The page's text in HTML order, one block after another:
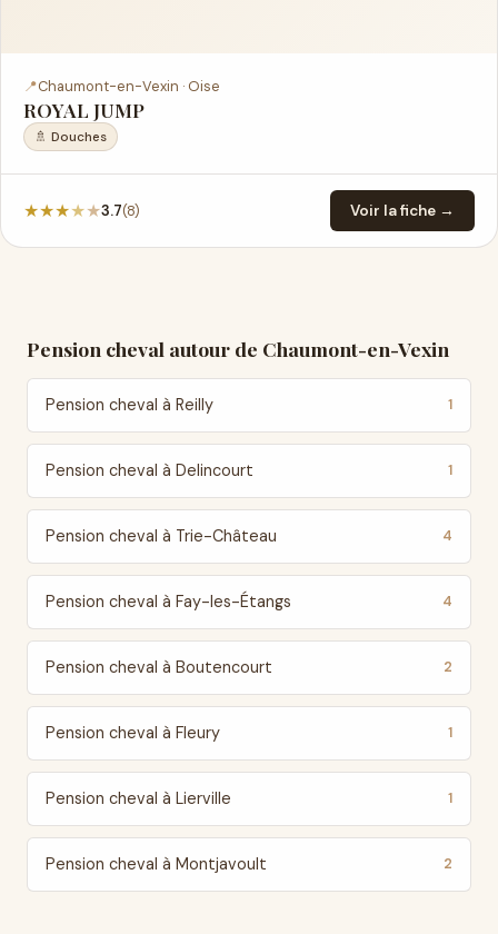
📍Chaumont-en-Vexin · Oise
ROYAL JUMP
🚿 Douches
★★★★★3.7(8) Voir la fiche →
Pension cheval autour de Chaumont-en-Vexin
Pension cheval à Reilly 1
Pension cheval à Delincourt 1
Pension cheval à Trie-Château 4
Pension cheval à Fay-les-Étangs 4
Pension cheval à Boutencourt 2
Pension cheval à Fleury 1
Pension cheval à Lierville 1
Pension cheval à Montjavoult 2